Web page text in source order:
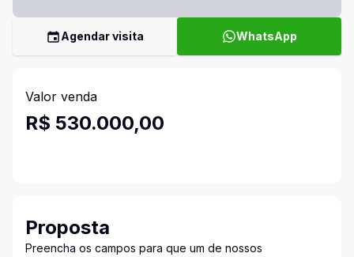
Agendar visita WhatsApp
Valor venda
R$ 530.000,00
Proposta
Preencha os campos para que um de nossos